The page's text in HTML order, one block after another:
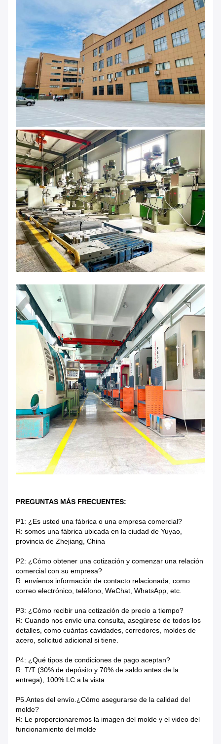
PREGUNTAS MÁS FRECUENTES:
P1: ¿Es usted una fábrica o una empresa comercial?
R: somos una fábrica ubicada en la ciudad de Yuyao,
provincia de Zhejiang, China
P2: ¿Cómo obtener una cotización y comenzar una relación
comercial con su empresa?
R: envíenos información de contacto relacionada, como
correo electrónico, teléfono, WeChat, WhatsApp, etc.
P3: ¿Cómo recibir una cotización de precio a tiempo?
R: Cuando nos envíe una consulta, asegúrese de todos los
detalles, como cuántas cavidades, corredores, moldes de
acero, solicitud adicional si tiene.
P4: ¿Qué tipos de condiciones de pago aceptan?
R: T/T (30% de depósito y 70% de saldo antes de la
entrega), 100% LC a la vista
P5.Antes del envío.¿Cómo asegurarse de la calidad del
molde?
R: Le proporcionaremos la imagen del molde y el video del
funcionamiento del molde